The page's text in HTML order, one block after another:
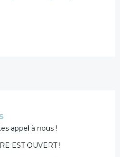
appel à nous !
EST OUVERT !